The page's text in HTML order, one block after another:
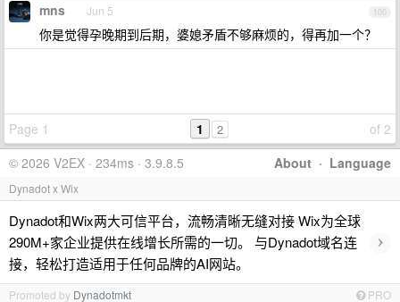
100
mns Jun 5
你是觉得孕晚期到后期，婆媳矛盾不够麻烦的，得再加一个？
Page 1 of 2
1 2
About · Language
© 2026 V2EX · 234ms · 3.9.8.5
Dynadot x Wix
Dynadot和Wix两大可信平台，流畅清晰无缝对接 Wix为全球
290M+家企业提供在线增长所需的一切。 与Dynadot域名连
接，轻松打造适用于任何品牌的AI网站。
›
Promoted by Dynadotmkt PRO